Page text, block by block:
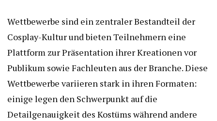
Wettbewerbe sind ein zentraler Bestandteil der
Cosplay-Kultur und bieten Teilnehmern eine
Plattform zur Präsentation ihrer Kreationen vor
Publikum sowie Fachleuten aus der Branche. Diese
Wettbewerbe variieren stark in ihren Formaten:
einige legen den Schwerpunkt auf die
Detailgenauigkeit des Kostüms während andere